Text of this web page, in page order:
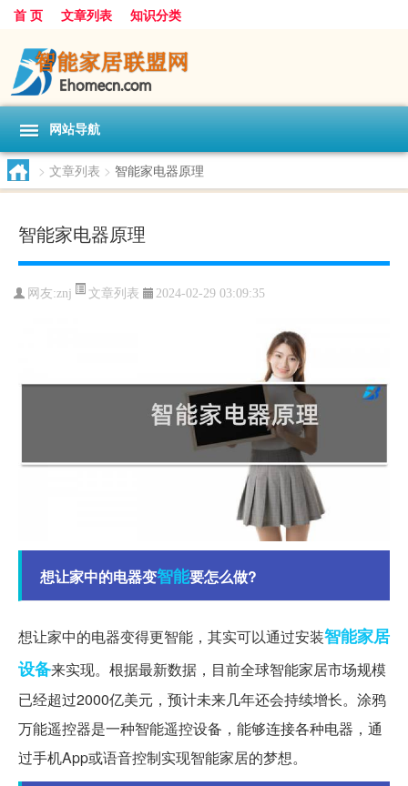
首 页 文章列表 知识分类
网站导航
> 文章列表 > 智能家电器原理
智能家电器原理
网友:znj 文章列表 2024-02-29 03:09:35
想让家中的电器变智能要怎么做?
想让家中的电器变得更智能，其实可以通过安装智能家居
设备来实现。根据最新数据，目前全球智能家居市场规模
已经超过2000亿美元，预计未来几年还会持续增长。涂鸦
万能遥控器是一种智能遥控设备，能够连接各种电器，通
过手机App或语音控制实现智能家居的梦想。